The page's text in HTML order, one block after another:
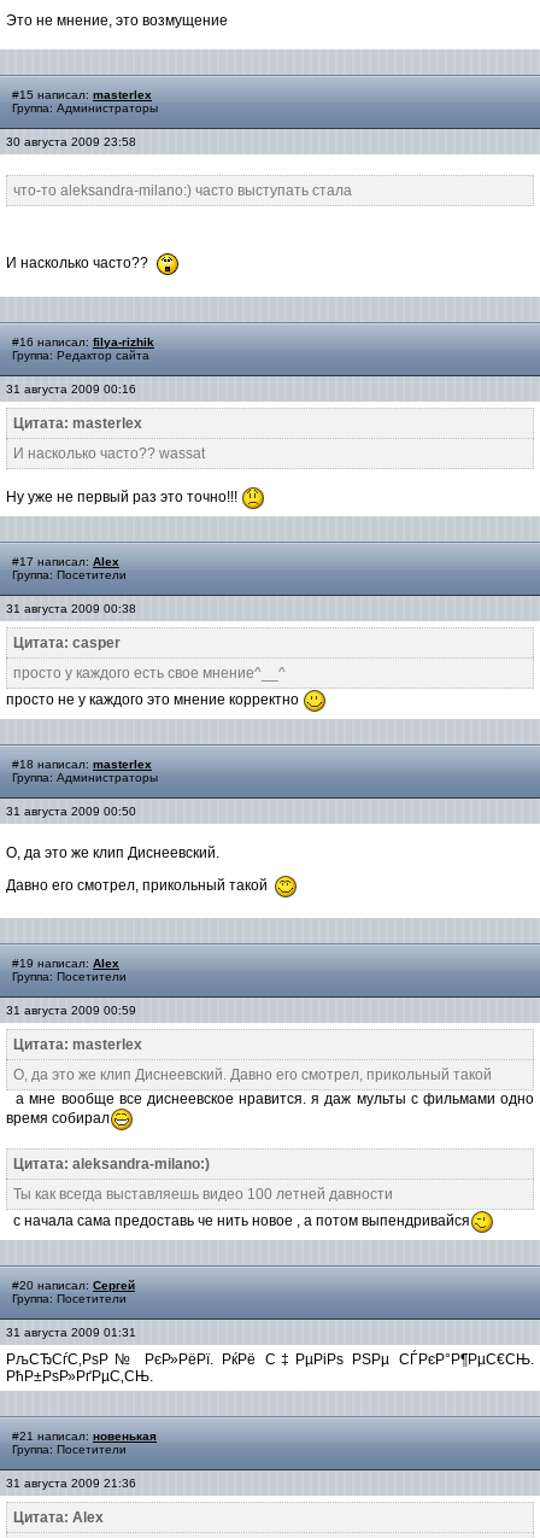
Это не мнение, это возмущение
#15 написал: masterlex
Группа: Администраторы
30 августа 2009 23:58
что-то aleksandra-milano:) часто выступать стала
И насколько часто??
#16 написал: filya-rizhik
Группа: Редактор сайта
31 августа 2009 00:16
Цитата: masterlex
И насколько часто?? wassat
Ну уже не первый раз это точно!!!
#17 написал: Alex
Группа: Посетители
31 августа 2009 00:38
Цитата: casper
просто у каждого есть свое мнение^__^
просто не у каждого это мнение корректно
#18 написал: masterlex
Группа: Администраторы
31 августа 2009 00:50
О, да это же клип Диснеевский.
Давно его смотрел, прикольный такой
#19 написал: Alex
Группа: Посетители
31 августа 2009 00:59
Цитата: masterlex
О, да это же клип Диснеевский. Давно его смотрел, прикольный такой
а мне вообще все диснеевское нравится. я даж мульты с фильмами одно
время собирал
Цитата: aleksandra-milano:)
Ты как всегда выставляешь видео 100 летней давности
с начала сама предоставь че нить новое , а потом выпендривайся
#20 написал: Сергей
Группа: Посетители
31 августа 2009 01:31
РљСЂСѓС‚РѕР№ РєР»РёРї. РќРё С‡РµРіРѕ РЅРµ СЃРєР°Р¶РµС€СЊ.
РћР±РѕР»РґРµС‚СЊ.
#21 написал: новенькая
Группа: Посетители
31 августа 2009 21:36
Цитата: Alex